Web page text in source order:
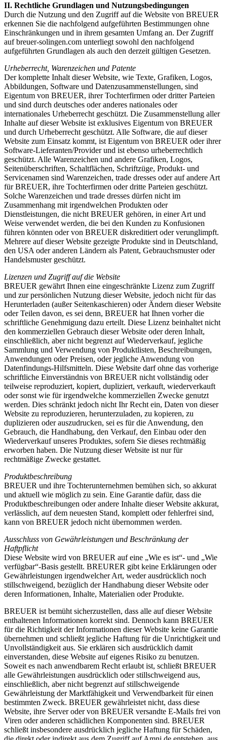
II. Rechtliche Grundlagen und Nutzungsbedingungen
Durch die Nutzung und den Zugriff auf die Website von BREUER
erkennen Sie die nachfolgend aufgeführten Bestimmungen ohne
Einschränkungen und in ihrem gesamten Umfang an. Der Zugriff
auf breuer-solingen.com unterliegt sowohl den nachfolgend
aufgeführten Grundlagen als auch den derzeit gültigen Gesetzen.
Urheberrecht, Warenzeichen und Patente
Der komplette Inhalt dieser Website, wie Texte, Grafiken, Logos,
Abbildungen, Software und Datenzusammenstellungen, sind
Eigentum von BREUER, ihrer Tochterfirmen oder dritter Parteien
und sind durch deutsches oder anderes nationales oder
internationales Urheberrecht geschützt. Die Zusammenstellung aller
Inhalte auf dieser Website ist exklusives Eigentum von BREUER
und durch Urheberrecht geschützt. Alle Software, die auf dieser
Website zum Einsatz kommt, ist Eigentum von BREUER oder ihrer
Software-Lieferanten/Provider und ist ebenso urheberrechtlich
geschützt. Alle Warenzeichen und andere Grafiken, Logos,
Seitenüberschriften, Schaltflächen, Schriftzüge, Produkt- und
Servicenamen sind Warenzeichen, trade dresses oder auf andere Art
für BREUER, ihre Tochterfirmen oder dritte Parteien geschützt.
Solche Warenzeichen und trade dresses dürfen nicht im
Zusammenhang mit irgendwelchen Produkten oder
Dienstleistungen, die nicht BREUER gehören, in einer Art und
Weise verwendet werden, die bei den Kunden zu Konfusionen
führen könnten oder von BREUER diskreditiert oder verunglimpft.
Mehrere auf dieser Website gezeigte Produkte sind in Deutschland,
den USA oder anderen Ländern als Patent, Gebrauchsmuster oder
Handelsmuster geschützt.
Lizenzen und Zugriff auf die Website
BREUER gewährt Ihnen eine eingeschränkte Lizenz zum Zugriff
und zur persönlichen Nutzung dieser Website, jedoch nicht für das
Herunterladen (außer Seitenkaschieren) oder Ändern dieser Website
oder Teilen davon, es sei denn, BREUER hat Ihnen vorher die
schriftliche Genehmigung dazu erteilt. Diese Lizenz beinhaltet nicht
den kommerziellen Gebrauch dieser Website oder deren Inhalt,
einschließlich, aber nicht begrenzt auf Wiederverkauf, jegliche
Sammlung und Verwendung von Produktlisten, Beschreibungen,
Anwendungen oder Preisen, oder jegliche Anwendung von
Datenfindungs-Hilfsmitteln. Diese Website darf ohne das vorherige
schriftliche Einverständnis von BREUER nicht vollständig oder
teilweise reproduziert, kopiert, dupliziert, verkauft, wiederverkauft
oder sonst wie für irgendwelche kommerziellen Zwecke genutzt
werden. Dies schränkt jedoch nicht Ihr Recht ein, Daten von dieser
Website zu reproduzieren, herunterzuladen, zu kopieren, zu
duplizieren oder auszudrucken, sei es für die Anwendung, den
Gebrauch, die Handhabung, den Verkauf, den Einbau oder den
Wiederverkauf unseres Produktes, sofern Sie dieses rechtmäßig
erworben haben. Die Nutzung dieser Website ist nur für
rechtmäßige Zwecke gestattet.
Produktbeschreibung
BREUER und ihre Tochterunternehmen bemühen sich, so akkurat
und aktuell wie möglich zu sein. Eine Garantie dafür, dass die
Produktbeschreibungen oder andere Inhalte dieser Website akkurat,
verlässlich, auf dem neuesten Stand, komplett oder fehlerfrei sind,
kann von BREUER jedoch nicht übernommen werden.
Ausschluss von Gewährleistungen und Beschränkung der
Haftpflicht
Diese Website wird von BREUER auf eine „Wie es ist“- und „Wie
verfügbar“-Basis gestellt. BREURER gibt keine Erklärungen oder
Gewährleistungen irgendwelcher Art, weder ausdrücklich noch
stillschweigend, bezüglich der Handhabung dieser Website oder
deren Informationen, Inhalte, Materialien oder Produkte.
BREUER ist bemüht sicherzustellen, dass alle auf dieser Website
enthaltenen Informationen korrekt sind. Dennoch kann BREUER
für die Richtigkeit der Informationen dieser Website keine Garantie
übernehmen und schließt jegliche Haftung für die Unrichtigkeit und
Unvollständigkeit aus. Sie erklären sich ausdrücklich damit
einverstanden, diese Website auf eigenes Risiko zu benutzen.
Soweit es nach anwendbarem Recht erlaubt ist, schließt BREUER
alle Gewährleistungen ausdrücklich oder stillschweigend aus,
einschließlich, aber nicht begrenzt auf stillschweigende
Gewährleistung der Marktfähigkeit und Verwendbarkeit für einen
bestimmten Zweck. BREUER gewährleistet nicht, dass diese
Website, ihre Server oder von BREUER versandte E-Mails frei von
Viren oder anderen schädlichen Komponenten sind. BREUER
schließt insbesondere ausdrücklich jegliche Haftung für Schäden,